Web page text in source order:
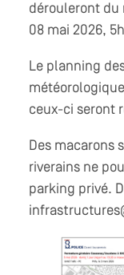
dérouleront du
08 mai 2026, 5h
Le planning
ceux-ci seront
Des macarons
riverains ne
parking privé.